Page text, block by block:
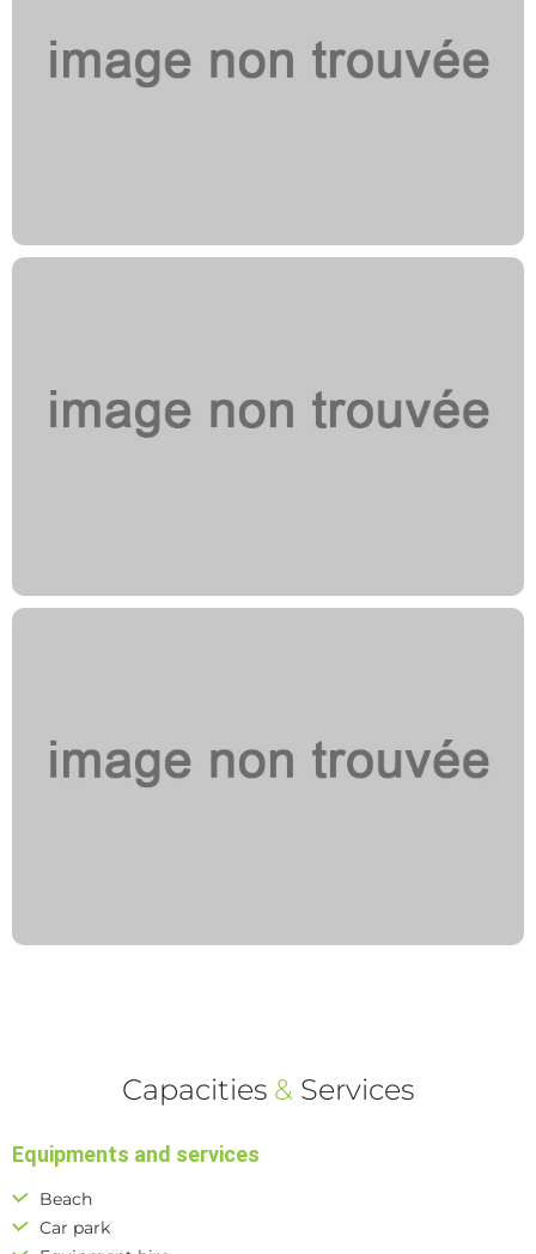
Capacities & Services
Equipments and services
Beach
Car park